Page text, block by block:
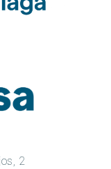
2